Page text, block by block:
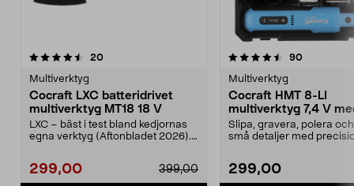
20recensioner
Multiverktyg
Cocraft LXC batteridrivet
multiverktyg MT18 18 V
LXC – bäst i test bland kedjornas
egna verktyg (Aftonbladet 2026).
299,00 399,00
4.5 av 5 stjärnor 90
Multiverktyg
Cocraft HMT 8-LI
multiverktyg 7,4 V
tillbehör
Slipa, gravera, polera
små detaljer med
299,00
5.0 av 5 stjärnor